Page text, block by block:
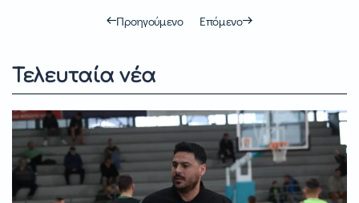
Προηγούμενο Επόμενο
Τελευταία νέα